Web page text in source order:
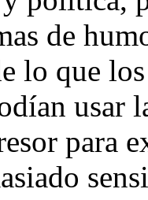
de
lo que
usar
para